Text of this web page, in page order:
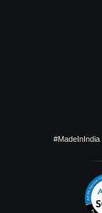
#MadeInIndia